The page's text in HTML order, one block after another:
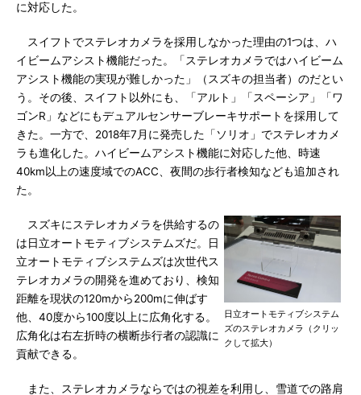
に対応した。
スイフトでステレオカメラを採用しなかった理由の1つは、ハ
イビームアシスト機能だった。「ステレオカメラではハイビーム
アシスト機能の実現が難しかった」（スズキの担当者）のだとい
う。その後、スイフト以外にも、「アルト」「スペーシア」「ワ
ゴンR」などにもデュアルセンサーブレーキサポートを採用して
きた。一方で、2018年7月に発売した「ソリオ」でステレオカメ
ラも進化した。ハイビームアシスト機能に対応した他、時速
40km以上の速度域でのACC、夜間の歩行者検知なども追加され
た。
日立オートモティブシステム
ズのステレオカメラ（クリッ
クして拡大）
スズキにステレオカメラを供給するの
は日立オートモティブシステムズだ。日
立オートモティブシステムズは次世代ス
テレオカメラの開発を進めており、検知
距離を現状の120mから200mに伸ばす
他、40度から100度以上に広角化する。
広角化は右左折時の横断歩行者の認識に
貢献できる。
また、ステレオカメラならではの視差を利用し、雪道での路肩